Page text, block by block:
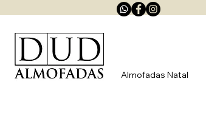
Almofadas Natal